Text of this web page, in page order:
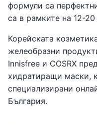
формули са
са в рамките на 12-20
Корейската
желеобразни
Innisfree и COSRX
хидратиращи маски,
специализирани
България.